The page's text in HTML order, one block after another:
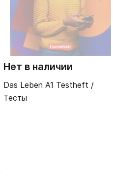
Нет в наличии
Das Leben A1 Testheft /
Тесты